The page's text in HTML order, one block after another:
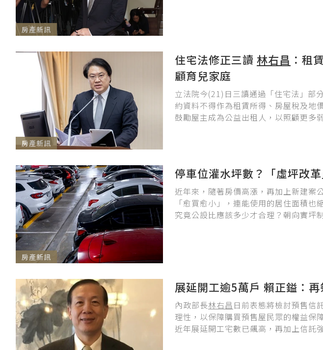
房產新訊
房產新訊
住宅法修正三讀 林右昌 ：租
顧育兒家庭
立法院今(21)日三讀通過「住宅法」部
約資料不得作為租賃所得、房屋稅及地
鼓勵屋主成為公益出租人，以照顧更多
房產新訊
停車位灌水坪數？「虛坪改
近年來，隨著房價高漲，再加上新建案
「愈買愈小」，連能使用的居住面積也
究竟公設比應該多少才合理？朝向實坪
展延開工逾5萬戶 賴正鎰：
內政部長林右昌 日前表態將檢討預售信
理性，以保障購買預售屋民眾的權益保
近年展延開工宅數已飆高，再加上信託